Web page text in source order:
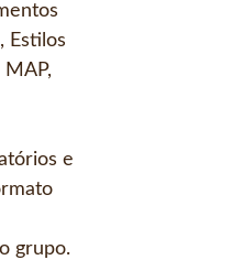
Estilos
e
grupo.